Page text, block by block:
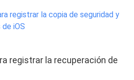
registrar la copia de seguridad y
iOS
registrar la recuperación de